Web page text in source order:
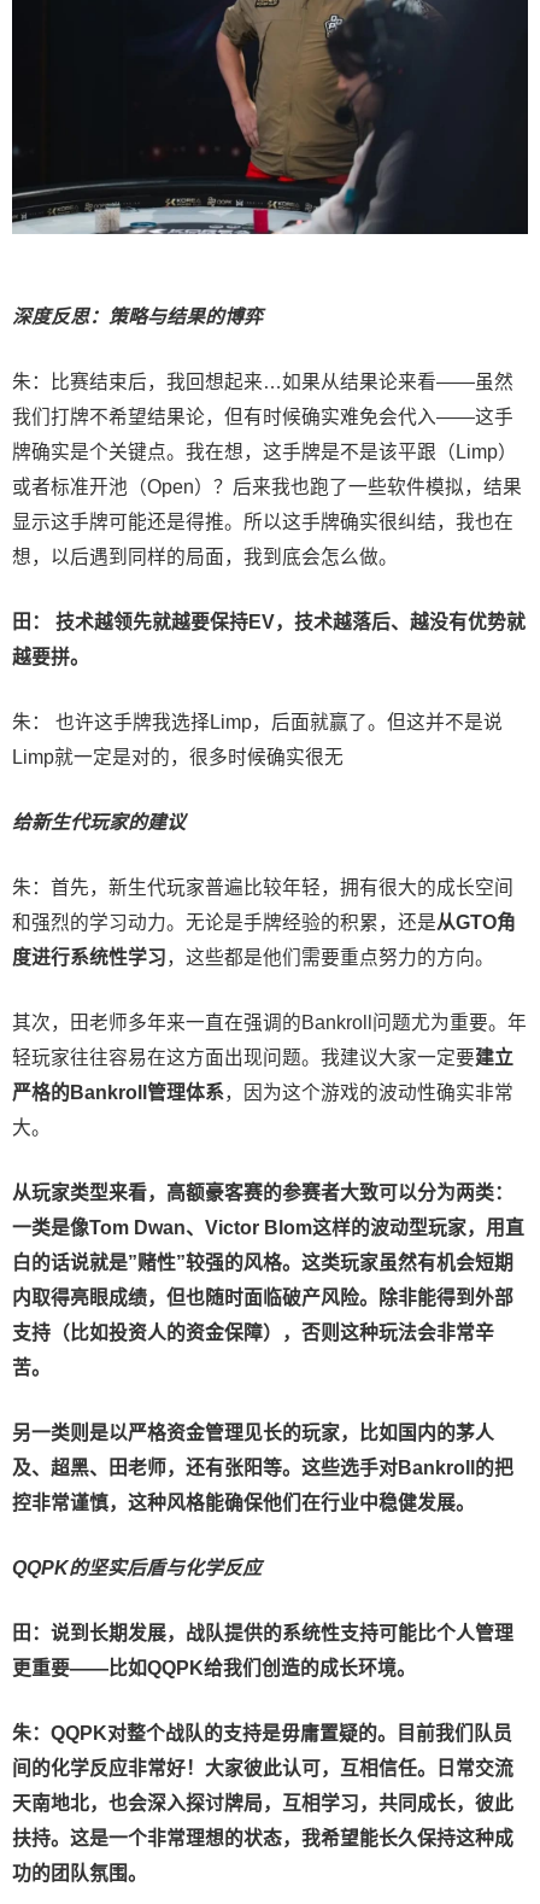
深度反思：策略与结果的博弈
朱：
比赛结束后，我回想起来…如果从结果论来看——虽然
我们打牌不希望结果论，但有时候确实难免会代入——这手
牌确实是个关键点。我在想，这手牌是不是该平跟（Limp）
或者标准开池（Open）？后来我也跑了一些软件模拟，结果
显示这手牌可能还是得推。所以这手牌确实很纠结，我也在
想，以后遇到同样的局面，我到底会怎么做。
田： 技术越领先就越要保持EV，技术越落后、越没有优势就
越要拼。
朱： 也许这手牌我选择Limp，后面就赢了。但这并不是说
Limp就一定是对的，很多时候确实很无
给新生代玩家的建议
朱： 首先，新生代玩家普遍比较年轻，拥有很大的成长空间
和强烈的学习动力。无论是手牌经验的积累，还是从GTO角
度进行系统性学习，这些都是他们需要重点努力的方向。
其次，田老师多年来一直在强调的Bankroll问题尤为重要。年
轻玩家往往容易在这方面出现问题。我建议大家一定要建立
严格的Bankroll管理体系，因为这个游戏的波动性确实非常
大。
从玩家类型来看，高额豪客赛的参赛者大致可以分为两类：
一类是像Tom Dwan、Victor Blom这样的波动型玩家，用直
白的话说就是”赌性”较强的风格。这类玩家虽然有机会短期
内取得亮眼成绩，但也随时面临破产风险。除非能得到外部
支持（比如投资人的资金保障），否则这种玩法会非常辛
苦。
另一类则是以严格资金管理见长的玩家，比如国内的茅人
及、超黑、田老师，还有张阳等。这些选手对Bankroll的把
控非常谨慎，这种风格能确保他们在行业中稳健发展。
QQPK的坚实后盾与化学反应
田：说到长期发展，战队提供的系统性支持可能比个人管理
更重要——比如QQPK给我们创造的成长环境。
朱： QQPK对整个战队的支持是毋庸置疑的。目前我们队员
间的化学反应非常好！大家彼此认可，互相信任。日常交流
天南地北，也会深入探讨牌局，互相学习，共同成长，彼此
扶持。这是一个非常理想的状态，我希望能长久保持这种成
功的团队氛围。